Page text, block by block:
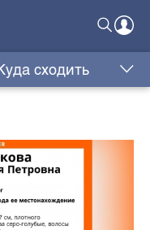
сходить